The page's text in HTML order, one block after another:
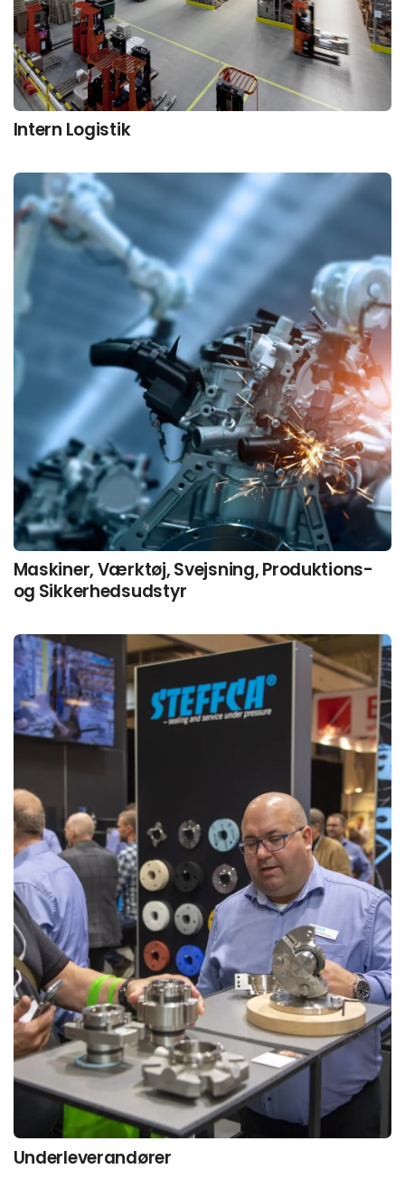
Intern Logistik
Maskiner, Værktøj, Svejsning, Produktions-
og Sikkerhedsudstyr
Underleverandører